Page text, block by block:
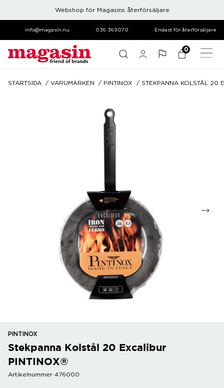
Webshop för Magasins återförsäljare
info@magasin.nu 036 369070 Endast för återförsäljare
0
STARTSIDA VARUMÄRKEN PINTINOX STEKPANNA KOLSTÅL 20
PINTINOX
Stekpanna Kolstål 20 Excalibur
PINTINOX®
Artikelnummer 476000